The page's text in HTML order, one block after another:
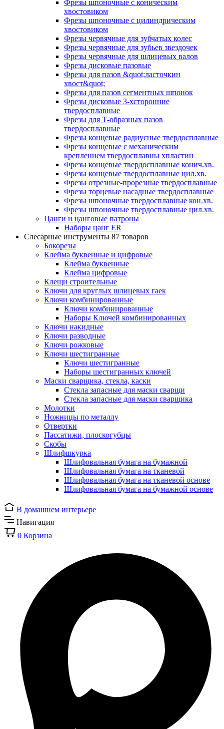
Фрезы шпоночные с коническим
хвостовиком
Фрезы шпоночные с цилиндрическим
хвостовиком
Фрезы червячные для зубчатых колес
Фрезы червячные для зубьев звездочек
Фрезы червячные для шлицевых валов
Фрезы дисковые пазовые
Фрезы для пазов &quot;ласточкин
хвост&quot;
Фрезы для пазов сегментных шпонок
Фрезы дисковые 3-хсторонние
твердосплавные
Фрезы для Т-образных пазов
твердосплавные
Фрезы концевые радиусные твердосплавные
Фрезы концевые с механическим
креплением твердосплавны хпластин
Фрезы концевые твердосплавные конич.хв.
Фрезы концевые твердосплавные цил.хв.
Фрезы отрезные-прорезные твердосплавные
Фрезы торцевые насадные твердосплавные
Фрезы шпоночные твердосплавные кон.хв.
Фрезы шпоночные твердосплавные цил.хв.
Цанги и цанговые патроны
Наборы цанг ER
Слесарные инструменты 87 товаров
Бокорезы
Клейма буквенные и цифровые
Клейма буквенные
Клейма цифровые
Клещи строительные
Ключи для круглых шлицевых гаек
Ключи комбинированные
Ключи комбинированные
Наборы Ключей комбинированных
Ключи накидные
Ключи разводные
Ключи рожковые
Ключи шестигранные
Ключи шестигранные
Наборы шестигранных ключей
Маски сварщика, стекла, каски
Стекла запасные для маски сварщи
Стекла запасные для маски сварщика
Молотки
Ножницы по металлу
Отвертки
Пассатижи, плоскогубцы
Скобы
Шлифшкурка
Шлифовальная бумага на бумажной
Шлифовальная бумага на тканевой
Шлифовальная бумага на тканевой основе
Шлифовальная бумага на бумажной основе
В домашнем интерьере
Навигация
0 Корзина